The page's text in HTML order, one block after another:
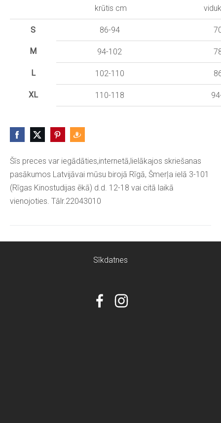
Šīs preces var iegādāties,internetā,lielākajos skriešanas
pasākumos Latvijāvai mūsu birojā Rīgā, Šmerļa ielā 3-101
(Rīgas Kinostudijas ēkā) d.d. 12-18 vai citā laikā
vienojoties. Tālr.22043010
krūtis cm
S 86-94
M 94-102
L 102-110
XL 110-118
Sīkdatnes